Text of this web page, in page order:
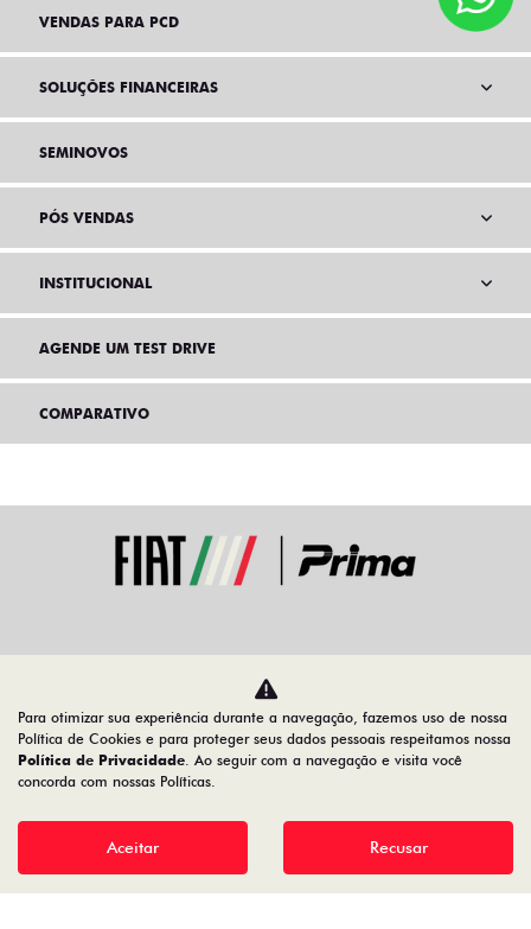
VENDAS PARA PCD
SOLUÇÕES FINANCEIRAS
SEMINOVOS
PÓS VENDAS
INSTITUCIONAL
AGENDE UM TEST DRIVE
COMPARATIVO
Desacelere. Seu bem maior é a vida.
Para otimizar sua experiência durante a navegação, fazemos uso de nossa
Política de Cookies e para proteger seus dados pessoais respeitamos nossa
Política de Privacidade. Ao seguir com a navegação e visita você
concorda com nossas Políticas.
Aceitar Recusar